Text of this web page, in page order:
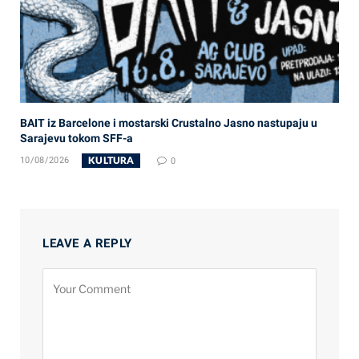
BAIT iz Barcelone i mostarski Crustalno Jasno nastupaju u
Sarajevu tokom SFF-a
10/08/2026 KULTURA 0
LEAVE A REPLY